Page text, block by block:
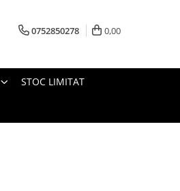
0752850278 0,00
STOC LIMITAT